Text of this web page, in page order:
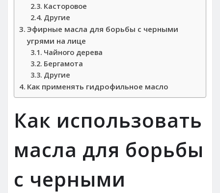
Касторовое
Другие
Эфирные масла для борьбы с черными
угрями на лице
Чайного дерева
Бергамота
Другие
Как применять гидрофильное масло
Как использовать
масла для борьбы
с черными